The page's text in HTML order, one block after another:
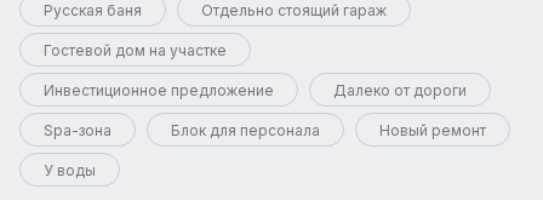
Русская баня Отдельно стоящий гараж
Гостевой дом на участке
Инвестиционное предложение Далеко от дороги
Spa-зона Блок для персонала Новый ремонт
У воды